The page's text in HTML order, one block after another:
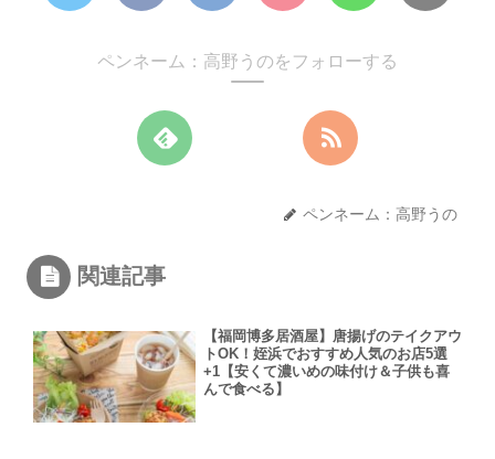
ペンネーム：高野うのをフォローする
ペンネーム：高野うの
関連記事
【福岡博多居酒屋】唐揚げのテイクアウ
トOK！姪浜でおすすめ人気のお店5選
+1【安くて濃いめの味付け＆子供も喜
んで食べる】